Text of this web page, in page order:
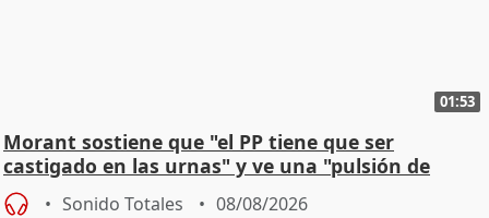
01:53
Morant sostiene que "el PP tiene que ser
castigado en las urnas" y ve una "pulsión de
cambio"
Sonido Totales 08/08/2026